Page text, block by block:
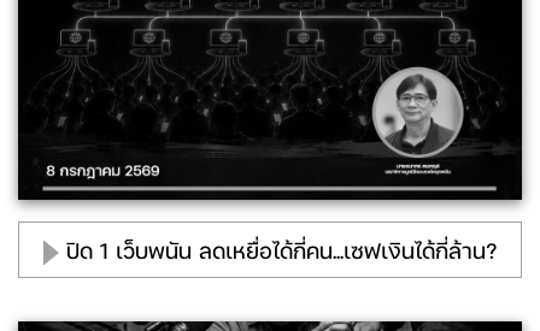
ปิด 1 เว็บพนัน ลดเหยื่อได้กี่คน...เซฟเงินได้กี่ล้าน?